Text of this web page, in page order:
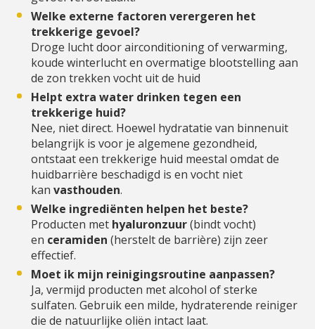
Welke externe factoren verergeren het
trekkerige gevoel?
Droge lucht door airconditioning of verwarming,
koude winterlucht en overmatige blootstelling aan
de zon trekken vocht uit de huid
Helpt extra water drinken tegen een
trekkerige huid?
Nee, niet direct. Hoewel hydratatie van binnenuit
belangrijk is voor je algemene gezondheid,
ontstaat een trekkerige huid meestal omdat de
huidbarrière beschadigd is en vocht niet
kan vasthouden.
Welke ingrediënten helpen het beste?
Producten met hyaluronzuur(bindt vocht)
en ceramiden (herstelt de barrière) zijn zeer
effectief.
Moet ik mijn reinigingsroutine aanpassen?
Ja, vermijd producten met alcohol of sterke
sulfaten. Gebruik een milde, hydraterende reiniger
die de natuurlijke oliën intact laat.